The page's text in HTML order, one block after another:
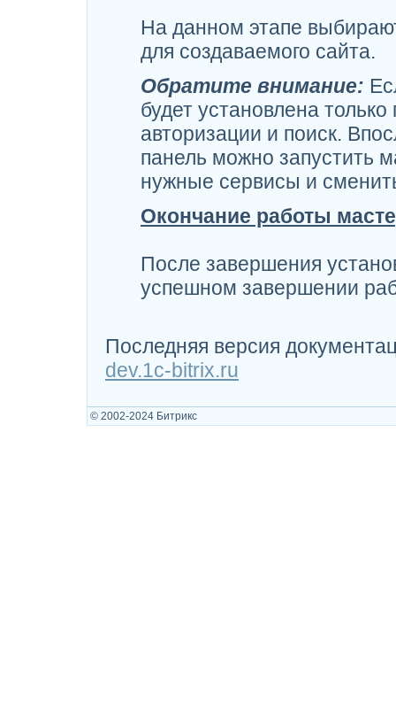
На данном этапе
для создаваемого сайта.
Обратите внимание:
будет установлена
авторизации и поиск.
панель можно запустить
нужные сервисы и
Окончание работы
После завершения
успешном завершении
Последняя версия
dev.1c-bitrix.ru
© 2002-2024 Битрикс